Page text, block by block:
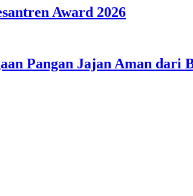
Award 2026
Pangan Jajan Aman dari